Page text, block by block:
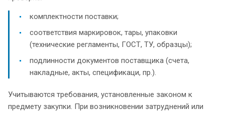
комплектности поставки;
соответствия маркировок, тары, упаковки
(технические регламенты, ГОСТ, ТУ, образцы);
подлинности документов поставщика (счета,
накладные, акты, спецификаци, пр.).
Учитываются требования, установленные законом к
предмету закупки. При возникновении затруднений или